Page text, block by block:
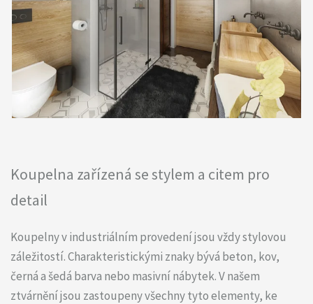
Koupelna zařízená se stylem a citem pro
detail
Koupelny v industriálním provedení jsou vždy stylovou
záležitostí. Charakteristickými znaky bývá beton, kov,
černá a šedá barva nebo masivní nábytek. V našem
ztvárnění jsou zastoupeny všechny tyto elementy, ke